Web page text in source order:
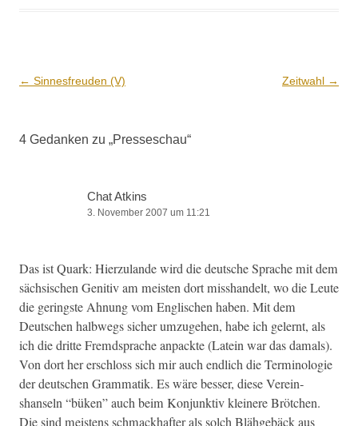
Beitrags-
← Sinnesfreuden (V) Zeitwahl →
4 Gedanken zu „Presseschau“
Chat Atkins
3. November 2007 um 11:21
Das ist Quark: Hierzu­lande wird die deutsche Sprache mit dem
säch­sis­chen Gen­i­tiv am meis­ten dort mis­shan­delt, wo die Leute
die ger­ing­ste Ahnung vom Englis­chen haben. Mit dem
Deutschen halb­wegs sich­er umzuge­hen, habe ich gel­ernt, als
ich die dritte Fremd­sprache anpack­te (Latein war das damals).
Von dort her erschloss sich mir auch endlich die Ter­mi­nolo­gie
der deutschen Gram­matik. Es wäre bess­er, diese Vere­in­
shanseln “büken” auch beim Kon­junk­tiv kleinere Brötchen.
Die sind meis­tens schmack­hafter als solch Blähge­bäck aus